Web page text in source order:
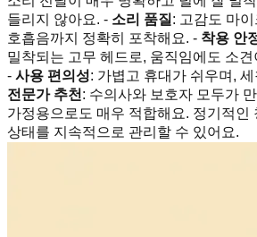
들리지 않아요. - 소리 품질 : 고감도 마
호흡음까지 정확히 포착해요. - 착용 안
밀착되는 고무 헤드로, 움직임에도 소
- 사용 편의성: 가볍고 휴대가 쉬우며,
전문가 추천 : 수의사와 보호자 모두가
가정용으로도 매우 적합해요. 정기적인
상태를 지속적으로 관리할 수 있어요.